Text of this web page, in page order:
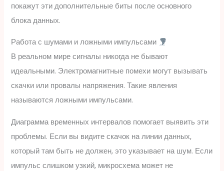
покажут эти дополнительные биты после основного
блока данных.
Работа с шумами и ложными импульсами
В реальном мире сигналы никогда не бывают
идеальными. Электромагнитные помехи могут вызывать
скачки или провалы напряжения. Такие явления
называются ложными импульсами.
Диаграмма временных интервалов помогает выявить эти
проблемы. Если вы видите скачок на линии данных,
который там быть не должен, это указывает на шум. Если
импульс слишком узкий, микросхема может не